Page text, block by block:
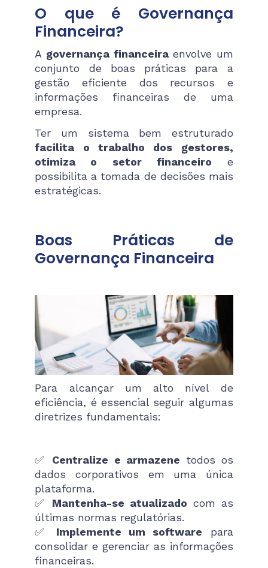
O que é Governança
Financeira?
A governança financeiraenvolve um
conjunto de boas práticas para a
gestão eficiente dos recursos e
informações financeiras de uma
empresa.
Ter um sistema bem estruturado
facilita o trabalho dos gestores,
otimiza o setor financeiro e
possibilita a tomada de decisões mais
estratégicas.
Boas Práticas de
Governança Financeira
Para alcançar um alto nível de
eficiência, é essencial seguir algumas
diretrizes fundamentais:
✅ Centralize e armazene todos os
dados corporativos em uma única
plataforma.
✅ Mantenha-se atualizado com as
últimas normas regulatórias.
✅ Implemente um software para
consolidar e gerenciar as informações
financeiras.